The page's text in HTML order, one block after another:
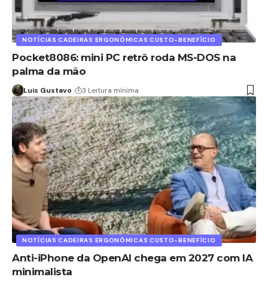
NOTÍCIAS CADEIRAS ERGONÔMICAS CUSTO-BENEFÍCIO
Pocket8086: mini PC retrô roda MS-DOS na
palma da mão
Luis Gustavo 3 Leitura mínima
NOTÍCIAS CADEIRAS ERGONÔMICAS CUSTO-BENEFÍCIO
Anti-iPhone da OpenAI chega em 2027 com IA
minimalista